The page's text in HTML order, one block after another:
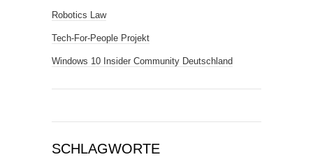
Robotics Law
Tech-For-People Projekt
Windows 10 Insider Community Deutschland
SCHLAGWORTE